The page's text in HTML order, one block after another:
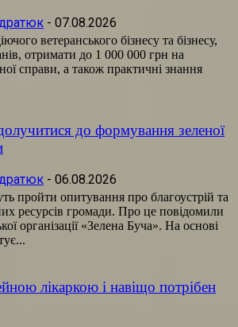
- 07.08.2026
ветеранського бізнесу та бізнесу,
отримати до 1 000 000 грн на
справи, а також практичні знання
до формування зеленої
- 06.08.2026
пройти опитування про благоустрій та
ресурсів громади. Про це повідомили
організації «Зелена Буча». На основі
лікаркою і навіщо потрібен